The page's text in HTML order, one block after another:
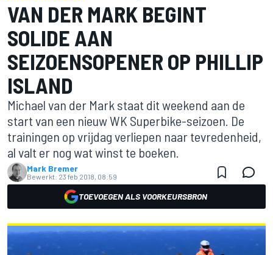
VAN DER MARK BEGINT
SOLIDE AAN
SEIZOENSOPENER OP PHILLIP
ISLAND
Michael van der Mark staat dit weekend aan de
start van een nieuw WK Superbike-seizoen. De
trainingen op vrijdag verliepen naar tevredenheid,
al valt er nog wat winst te boeken.
Mark Bremer
Bewerkt: 23 feb 2018, 08:59
TOEVOEGEN ALS VOORKEURSBRON